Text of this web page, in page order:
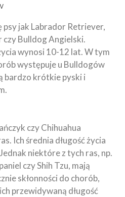
psy jak Labrador Retriever,
czy Bulldog Angielski.
wynosi 10-12 lat. W tym
występuje u Bulldogów
bardzo krótkie pyski i
czy Chihuahua
Ich średnia długość życia
niektóre z tych ras, np.
czy Shih Tzu, mają
skłonności do chorób,
przewidywaną długość